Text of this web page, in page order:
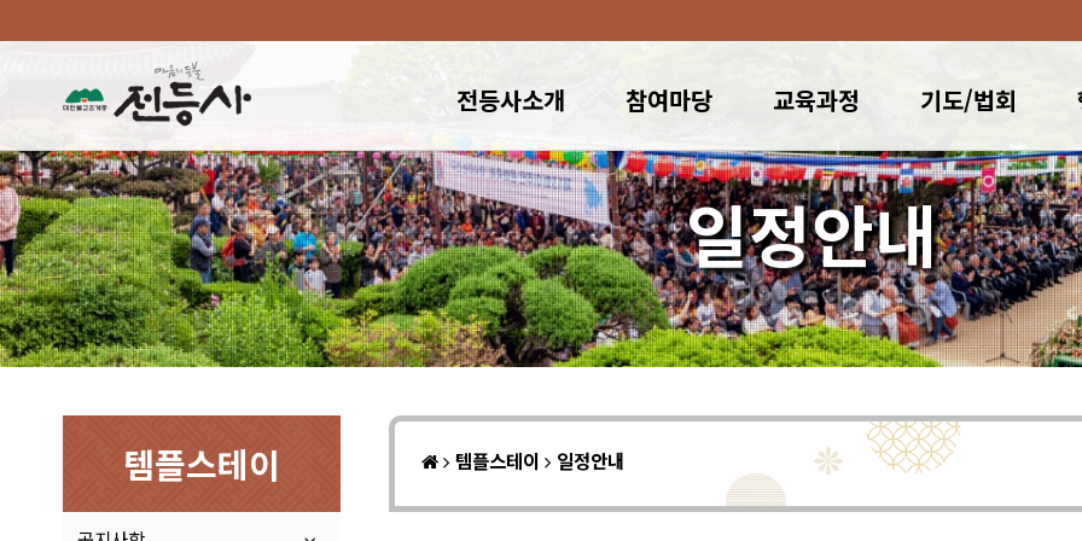
전등사소개 참여마당 교육과정 기도/법회
일정안내
템플스테이 템플스테이 일정안내